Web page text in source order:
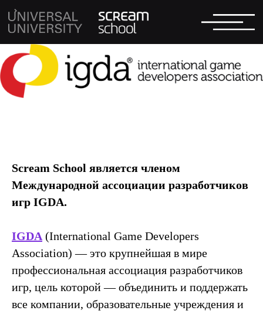
Scream School является членом
Международной ассоциации разработчиков
игр IGDA.
IGDA (International Game Developers
Association) — это крупнейшая в мире
профессиональная ассоциация разработчиков
игр, цель которой — объединить и поддержать
все компании, образовательные учреждения и